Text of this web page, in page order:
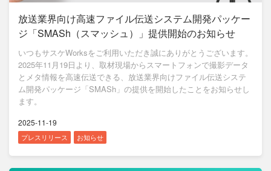
放送業界向け高速ファイル伝送システム開発パッケー
ジ「SMASh（スマッシュ）」提供開始のお知らせ
いつもサスケWorksをご利用いただき誠にありがとうございます。
2025年11月19日より、取材現場からスマートフォンで撮影データ
とメタ情報を高速伝送できる、放送業界向けファイル伝送システ
ム開発パッケージ「SMASh」の提供を開始したことをお知らせし
ます。
2025-11-19
プレスリリース お知らせ